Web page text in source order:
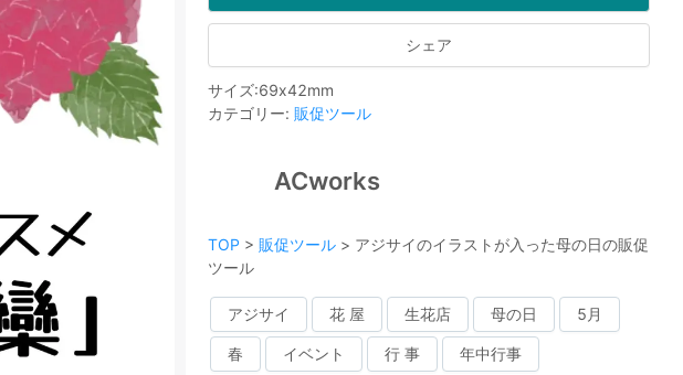
シェア
サイズ:69x42mm
カテゴリー: 販促ツール
ACworks
TOP > 販促ツール > アジサイのイラストが入った母の日の販促
ツール
アジサイ 花 屋 生花店 母の日 5月
春 イベント 行 事 年中行事